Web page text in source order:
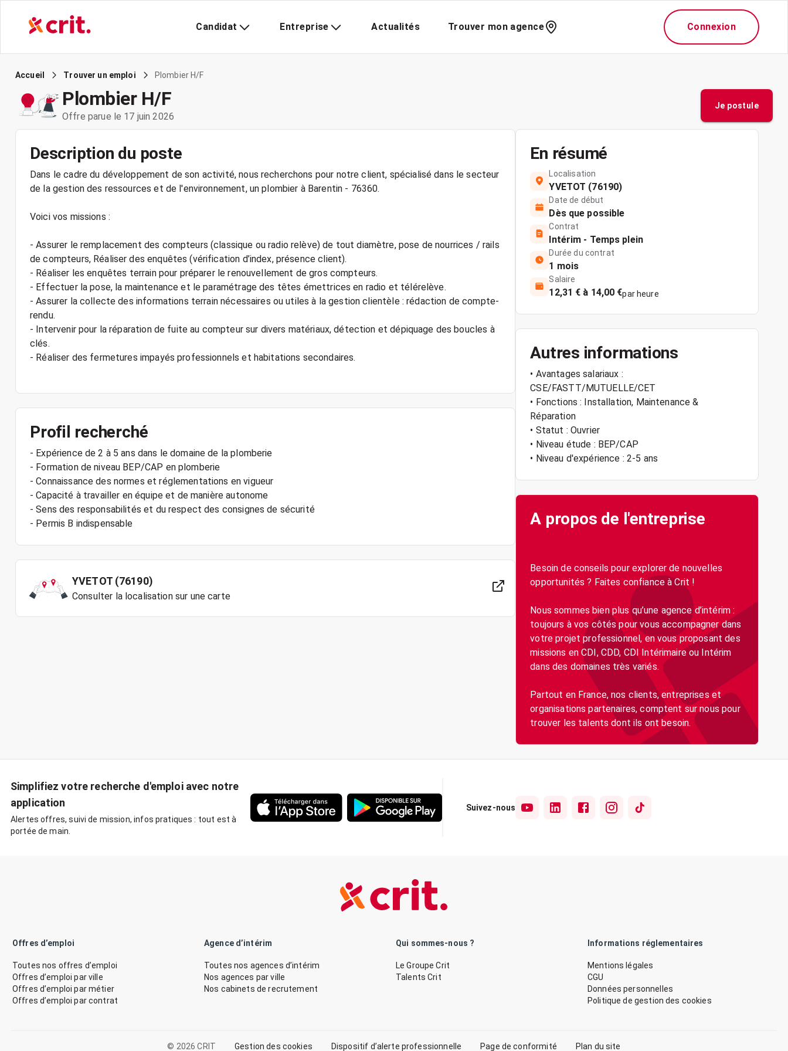
Candidat Entreprise Actualités Trouver mon agence Connexion
Accueil Trouver un emploi Plombier H/F
Plombier H/F
Offre parue le 17 juin 2026
Je postule
Description du poste
Dans le cadre du développement de son activité, nous recherchons pour notre client, spécialisé dans le secteur
de la gestion des ressources et de l'environnement, un plombier à Barentin - 76360.
Voici vos missions :
- Assurer le remplacement des compteurs (classique ou radio relève) de tout diamètre, pose de nourrices / rails
de compteurs, Réaliser des enquêtes (vérification d’index, présence client).
- Réaliser les enquêtes terrain pour préparer le renouvellement de gros compteurs.
- Effectuer la pose, la maintenance et le paramétrage des têtes émettrices en radio et télérelève.
- Assurer la collecte des informations terrain nécessaires ou utiles à la gestion clientèle : rédaction de compte-
rendu.
- Intervenir pour la réparation de fuite au compteur sur divers matériaux, détection et dépiquage des boucles à
clés.
- Réaliser des fermetures impayés professionnels et habitations secondaires.
Profil recherché
- Expérience de 2 à 5 ans dans le domaine de la plomberie
- Formation de niveau BEP/CAP en plomberie
- Connaissance des normes et réglementations en vigueur
- Capacité à travailler en équipe et de manière autonome
- Sens des responsabilités et du respect des consignes de sécurité
- Permis B indispensable
YVETOT (76190)
Consulter la localisation sur une carte
En résumé
Localisation
YVETOT (76190)
Date de début
Dès que possible
Contrat
Intérim - Temps plein
Durée du contrat
1 mois
Salaire
12,31 € à 14,00 €par heure
Autres informations
• Avantages salariaux :
CSE/FASTT/MUTUELLE/CET
• Fonctions : Installation, Maintenance &
Réparation
• Statut : Ouvrier
• Niveau étude : BEP/CAP
• Niveau d'expérience : 2-5 ans
A propos de l'entreprise
Besoin de conseils pour explorer de nouvelles
opportunités ? Faites confiance à Crit !
Nous sommes bien plus qu’une agence d’intérim :
toujours à vos côtés pour vous accompagner dans
votre projet professionnel, en vous proposant des
missions en CDI, CDD, CDI Intérimaire ou Intérim
dans des domaines très variés.
Partout en France, nos clients, entreprises et
organisations partenaires, comptent sur nous pour
trouver les talents dont ils ont besoin.
Simplifiez votre recherche d'emploi avec notre
application
Alertes offres, suivi de mission, infos pratiques : tout est à
portée de main.
Suivez-nous
Offres d’emploi
Toutes nos offres d’emploi
Offres d’emploi par ville
Offres d’emploi par métier
Offres d’emploi par contrat
Agence d’intérim
Toutes nos agences d’intérim
Nos agences par ville
Nos cabinets de recrutement
Qui sommes-nous ?
Le Groupe Crit
Talents Crit
Informations réglementaires
Mentions légales
CGU
Données personnelles
Politique de gestion des cookies
© 2026 CRIT Gestion des cookies Dispositif d’alerte professionnelle Page de conformité Plan du site